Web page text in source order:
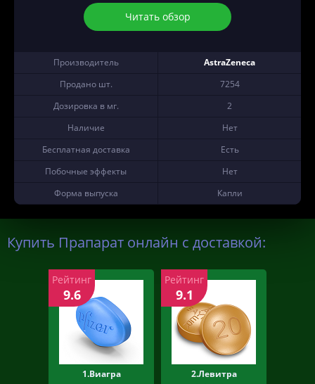
Читать обзор
Производитель
AstraZeneca
Продано шт.
7254
Дозировка в мг.
2
Наличие
Нет
Бесплатная доставка
Есть
Побочные эффекты
Нет
Форма выпуска
Капли
Купить Прапарат онлайн с доставкой:
1.Виагра
Рейтинг
9.6
2.Левитра
Рейтинг
9.1